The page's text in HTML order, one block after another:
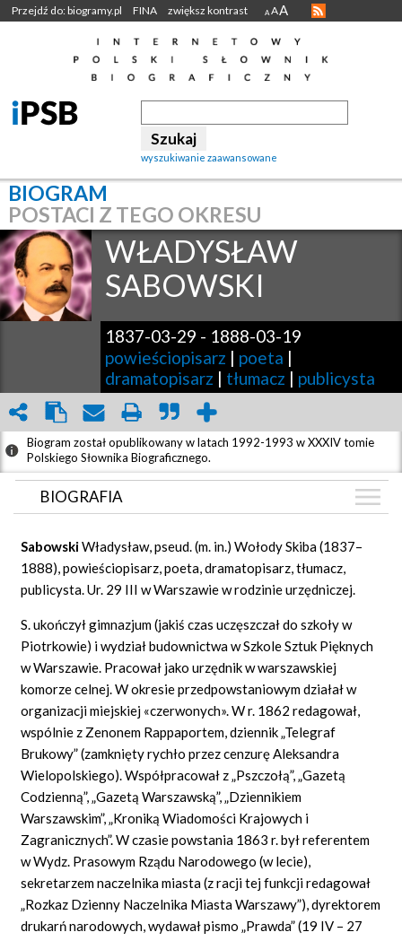
Przejdź do: biogramy.pl FINA zwiększ kontrast A AA
wyszukiwanie zaawansowane
BIOGRAM
POSTACI Z TEGO OKRESU
WŁADYSŁAW
SABOWSKI
1837-03-29 - 1888-03-19
powieściopisarz | poeta |
dramatopisarz | tłumacz | publicysta
Biogram został opublikowany w latach 1992-1993 w XXXIV tomie
Polskiego Słownika Biograficznego.
BIOGRAFIA
ZDJĘCIA (5)
GRAF POWIĄZAŃ
DYSKUSJA
Mapa
SabowskiWładysław, pseud. (m. in.) Wołody Skiba (1837–
1888), powieściopisarz, poeta, dramatopisarz, tłumacz,
publicysta. Ur. 29 III w Warszawie w rodzinie urzędniczej.
S. ukończył gimnazjum (jakiś czas uczęszczał do szkoły w
Piotrkowie) i wydział budownictwa w Szkole Sztuk Pięknych
w Warszawie. Pracował jako urzędnik w warszawskiej
komorze celnej. W okresie przedpowstaniowym działał w
organizacji miejskiej «czerwonych». W r. 1862 redagował,
wspólnie z Zenonem Rappaportem, dziennik „Telegraf
Brukowy” (zamknięty rychło przez cenzurę Aleksandra
Wielopolskiego). Współpracował z „Pszczołą”, „Gazetą
Codzienną”, „Gazetą Warszawską”, „Dziennikiem
Warszawskim”, „Kroniką Wiadomości Krajowych i
Zagranicznych”. W czasie powstania 1863 r. był referentem
w Wydz. Prasowym Rządu Narodowego (w lecie),
sekretarzem naczelnika miasta (z racji tej funkcji redagował
„Rozkaz Dzienny Naczelnika Miasta Warszawy”), dyrektorem
drukarń narodowych, wydawał pismo „Prawda” (19 IV – 27